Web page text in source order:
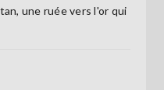
une ruée vers l'or qui